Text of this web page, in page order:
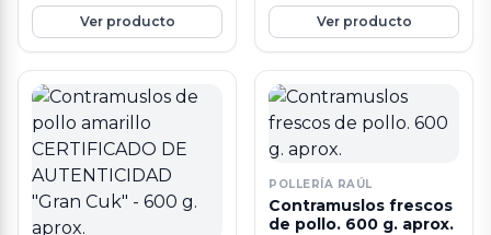
Ver producto Ver producto
POLLERÍA RAÚL
Contramuslos frescos
de pollo. 600 g. aprox.